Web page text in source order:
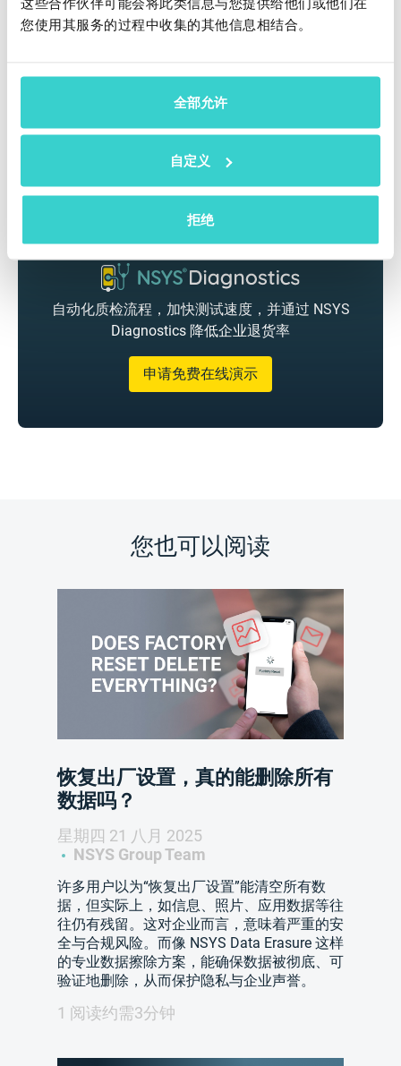
您使用其服务的过程中收集的其他信息相结合。
全部允许
自定义
拒绝
自动化质检流程，加快测试速度，并通过 NSYS
Diagnostics 降低企业退货率
申请免费在线演示
您也可以阅读
恢复出厂设置，真的能删除所有
数据吗？
星期四 21 八月 2025
NSYS Group Team
许多用户以为“恢复出厂设置”能清空所有数
据，但实际上，如信息、照片、应用数据等往
往仍有残留。这对企业而言，意味着严重的安
全与合规风险。而像 NSYS Data Erasure 这样
的专业数据擦除方案，能确保数据被彻底、可
验证地删除，从而保护隐私与企业声誉。
1 阅读约需3分钟